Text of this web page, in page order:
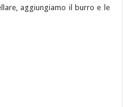
aggiungiamo il burro e le